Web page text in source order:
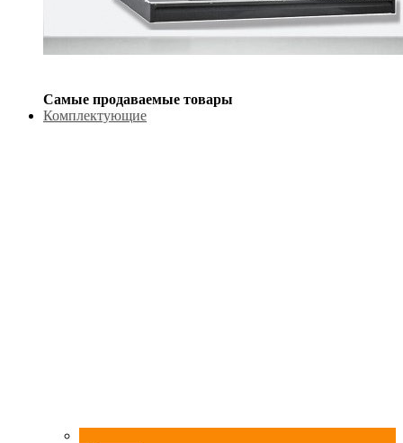
Самые продаваемые товары
Комплектующие